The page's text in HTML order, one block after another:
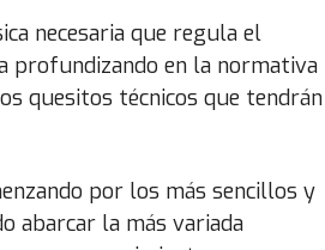
necesaria que regula el
profundizando en la normativa
quesitos técnicos que tendrán
por los más sencillos y
abarcar la más variada